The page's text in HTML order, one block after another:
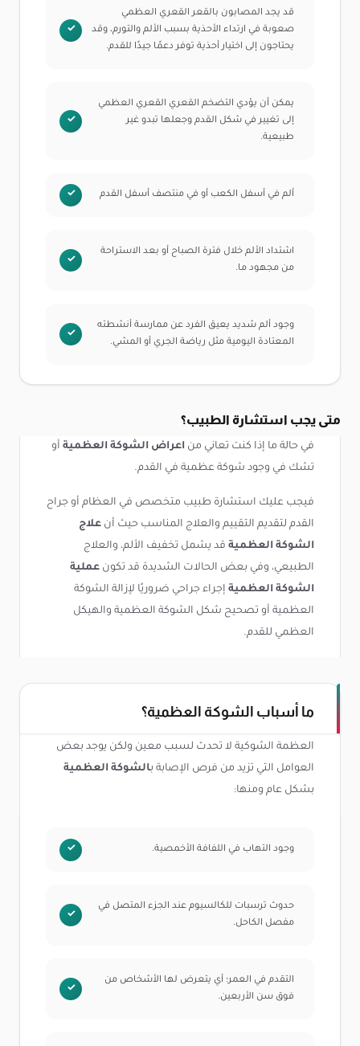
قد يجد المصابون بالقعر القعري العظمي
صعوبة في ارتداء الأحذية بسبب الألم والتورم، وقد
يحتاجون إلى اختيار أحذية توفر دعمًا جيدًا للقدم.
يمكن أن يؤدي التضخم القعري القعري العظمي
إلى تغيير في شكل القدم وجعلها تبدو غير
طبيعية.
ألم في أسفل الكعب أو في منتصف أسفل القدم
اشتداد الألم خلال فترة الصباح أو بعد الاستراحة
من مجهود ما.
وجود ألم شديد يعيق الفرد عن ممارسة أنشطته
المعتادة اليومية مثل رياضة الجري أو المشي.
متى يجب استشارة الطبيب؟
في حالة ما إذا كنت تعاني من اعراض الشوكة العظمية أو
تشك في وجود شوكة عظمية في القدم.
فيجب عليك استشارة طبيب متخصص في العظام أو جراح
القدم لتقديم التقييم والعلاج المناسب حيث أن علاج
الشوكة العظمية قد يشمل تخفيف الألم، والعلاج
الطبيعي، وفي بعض الحالات الشديدة قد تكون عملية
الشوكة العظمية إجراء جراحي ضروريًا لإزالة الشوكة
العظمية أو تصحيح شكل الشوكة العظمية والهيكل
العظمي للقدم.
ما أسباب الشوكة العظمية؟
العظمة الشوكية لا تحدث لسبب معين ولكن يوجد بعض
العوامل التي تزيد من فرص الإصابة بالشوكة العظمية
بشكل عام ومنها:
وجود التهاب في اللفافة الأخمصية.
حدوث ترسبات للكالسيوم عند الجزء المتصل في
مفصل الكاحل.
التقدم في العمر؛ أي يتعرض لها الأشخاص من
فوق سن الأربعين.